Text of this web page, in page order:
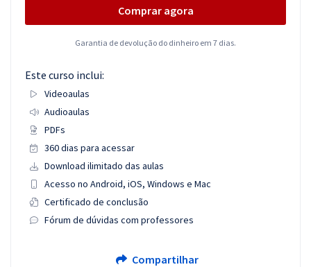
Comprar agora
Garantia de devolução do dinheiro em 7 dias.
Este curso inclui:
Videoaulas
Audioaulas
PDFs
360 dias para acessar
Download ilimitado das aulas
Acesso no Android, iOS, Windows e Mac
Certificado de conclusão
Fórum de dúvidas com professores
Compartilhar